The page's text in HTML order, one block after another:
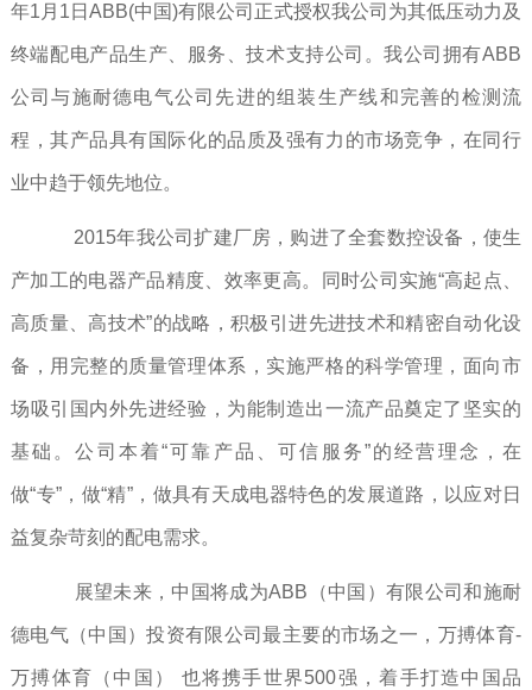
年1月1日ABB(中国)有限公司正式授权我公司为其低压动力及
终端配电产品生产、服务、技术支持公司。我公司拥有ABB
公司与施耐德电气公司先进的组装生产线和完善的检测流
程，其产品具有国际化的品质及强有力的市场竞争，在同行
业中趋于领先地位。
2015年我公司扩建厂房，购进了全套数控设备，使生
产加工的电器产品精度、效率更高。同时公司实施“高起点、
高质量、高技术”的战略，积极引进先进技术和精密自动化设
备，用完整的质量管理体系，实施严格的科学管理，面向市
场吸引国内外先进经验，为能制造出一流产品奠定了坚实的
基础。公司本着“可靠产品、可信服务”的经营理念，在
做“专”，做“精”，做具有天成电器特色的发展道路，以应对日
益复杂苛刻的配电需求。
展望未来，中国将成为ABB（中国）有限公司和施耐
德电气（中国）投资有限公司最主要的市场之一，万搏体育-
万搏体育（中国） 也将携手世界500强，着手打造中国品